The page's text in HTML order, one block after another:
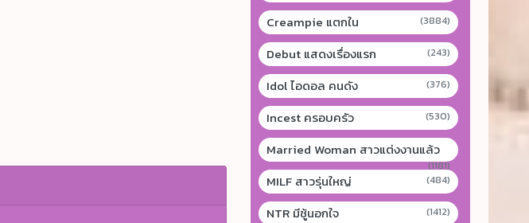
Creampie แตกใน (3884)
Debut แสดงเรื่องแรก (243)
Idol ไอดอล คนดัง (376)
Incest ครอบครัว (530)
Married Woman สาวแต่งงานแล้ว
(1181)
MILF สาวรุ่นใหญ่ (484)
NTR มีชู้นอกใจ (1412)